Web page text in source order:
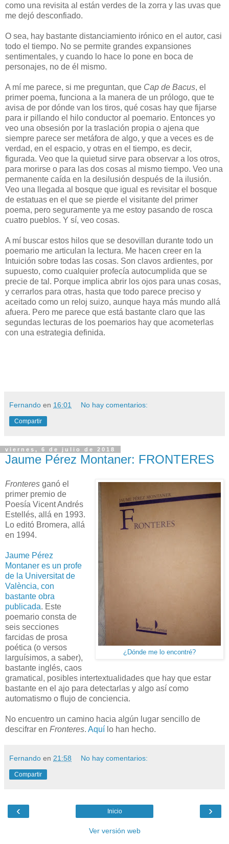
como una revisita al están verdes de la zorra y las uvas que
me dejó desconfiado.
O sea, hay bastante distanciamiento irónico en el autor, casi
todo el tiempo. No se permite grandes expansiones
sentimentales, y cuando lo hace lo pone en boca de
personajes, no de él mismo.
A mí me parece, si me preguntan, que Cap de Bacus, el
primer poema, funciona a la manera de un prólogo, que te
avisa de por dónde van los tiros, qué cosas hay que fijarse
para ir pillando el hilo conductor al poemario. Entonces yo
veo una obsesión por la traslación propia o ajena que
siempre parece ser metáfora de algo, y que a veces es de
verdad, en el espacio, y otras en el tiempo, es decir,
figurada. Veo que la quietud sirve para observar a los otros,
para morirse o para las dos cosas al mismo tiempo. Veo una
permanente caída en la desilusión después de la ilusión.
Veo una llegada al bosque que igual es revisitar el bosque
de estatuas en el que se pierde el visitante del primer
poema, pero seguramente ya me estoy pasando de rosca
cuatro pueblos. Y sí, veo cosas.
A mí buscar estos hilos que se desovillan durante todo un
poemario me articulan la lectura. Me hacen creer en la
Intuición sobre todas las cosas. Son clavos ardientes, por
supuesto, como cualquier profecía autocumplida que se
precie de tal. Porque implica abrir los ojos para unas cosas,
y cerrarlos para otras, hasta que todo parece preciso y
aceitado como un reloj suizo, aunque haya más mundo allá
afuera. Pero me parece que está bastante claro que las
segundas lecturas de los poemarios hay que acometerlas
con una estrategia definida.
Fernando en 16:01 No hay comentarios:
Compartir
viernes, 6 de julio de 2018
Jaume Pérez Montaner: FRONTERES
¿Dónde me lo encontré?
Fronteres ganó el
primer premio de
Poesía Vicent Andrés
Estellés, allá en 1993.
Lo editó Bromera, allá
en 1994.
Jaume Pérez
Montaner es un profe
de la Universitat de
València, con
bastante obra
publicada. Este
poemario consta de
seis secciones
farcidas de prosa
poética (o versos
larguísimos, a saber),
bastante inglés, caos
gramatical, posibles intertextualidades que hay que estar
bastante en el ajo para detectarlas y algo así como
automatismo o flujo de conciencia.
No encuentro un camino hacia algún lugar sencillo de
descifrar en Fronteres. Aquí lo han hecho.
Fernando en 21:58 No hay comentarios:
Compartir
‹ ›
Inicio
Ver versión web